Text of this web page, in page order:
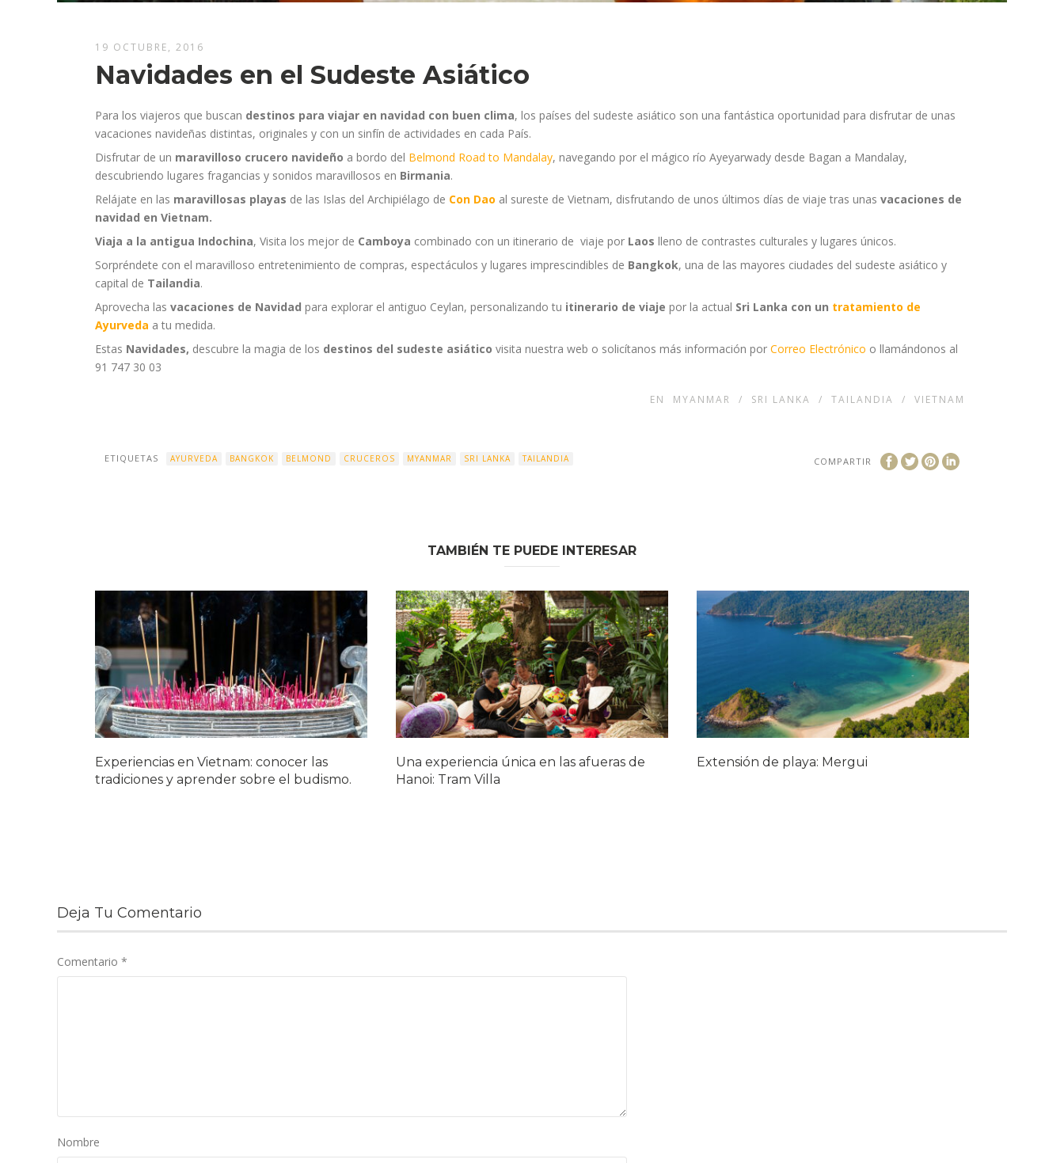
19 OCTUBRE, 2016
Navidades en el Sudeste Asiático
Para los viajeros que buscan destinos para viajar en navidad con buen clima, los países del sudeste asiático son una fantástica oportunidad para disfrutar de unas
vacaciones navideñas distintas, originales y con un sinfín de actividades en cada País.
Disfrutar de un maravilloso crucero navideño a bordo del Belmond Road to Mandalay, navegando por el mágico río Ayeyarwady desde Bagan a Mandalay,
descubriendo lugares fragancias y sonidos maravillosos en Birmania.
Relájate en las maravillosas playas de las Islas del Archipiélago de Con Dao al sureste de Vietnam, disfrutando de unos últimos días de viaje tras unas vacaciones de
navidad en Vietnam.
Viaja a la antigua Indochina, Visita los mejor de Camboya combinado con un itinerario de viaje por Laos lleno de contrastes culturales y lugares únicos.
Sorpréndete con el maravilloso entretenimiento de compras, espectáculos y lugares imprescindibles de Bangkok, una de las mayores ciudades del sudeste asiático y
capital de Tailandia.
Aprovecha las vacaciones de Navidad para explorar el antiguo Ceylan, personalizando tu itinerario de viaje por la actual Sri Lanka con un tratamiento de
Ayurveda a tu medida.
Estas Navidades, descubre la magia de los destinos del sudeste asiático visita nuestra web o solicítanos más información por Correo Electrónico o llamándonos al
91 747 30 03
EN MYANMAR / SRI LANKA / TAILANDIA / VIETNAM
COMPARTIR
ETIQUETAS AYURVEDA BANGKOK BELMOND CRUCEROS MYANMAR SRI LANKA TAILANDIA
TAMBIÉN TE PUEDE INTERESAR
Experiencias en Vietnam: conocer las
tradiciones y aprender sobre el budismo.
Una experiencia única en las afueras de
Hanoi: Tram Villa
Extensión de playa: Mergui
Deja Tu Comentario
Comentario *
Nombre